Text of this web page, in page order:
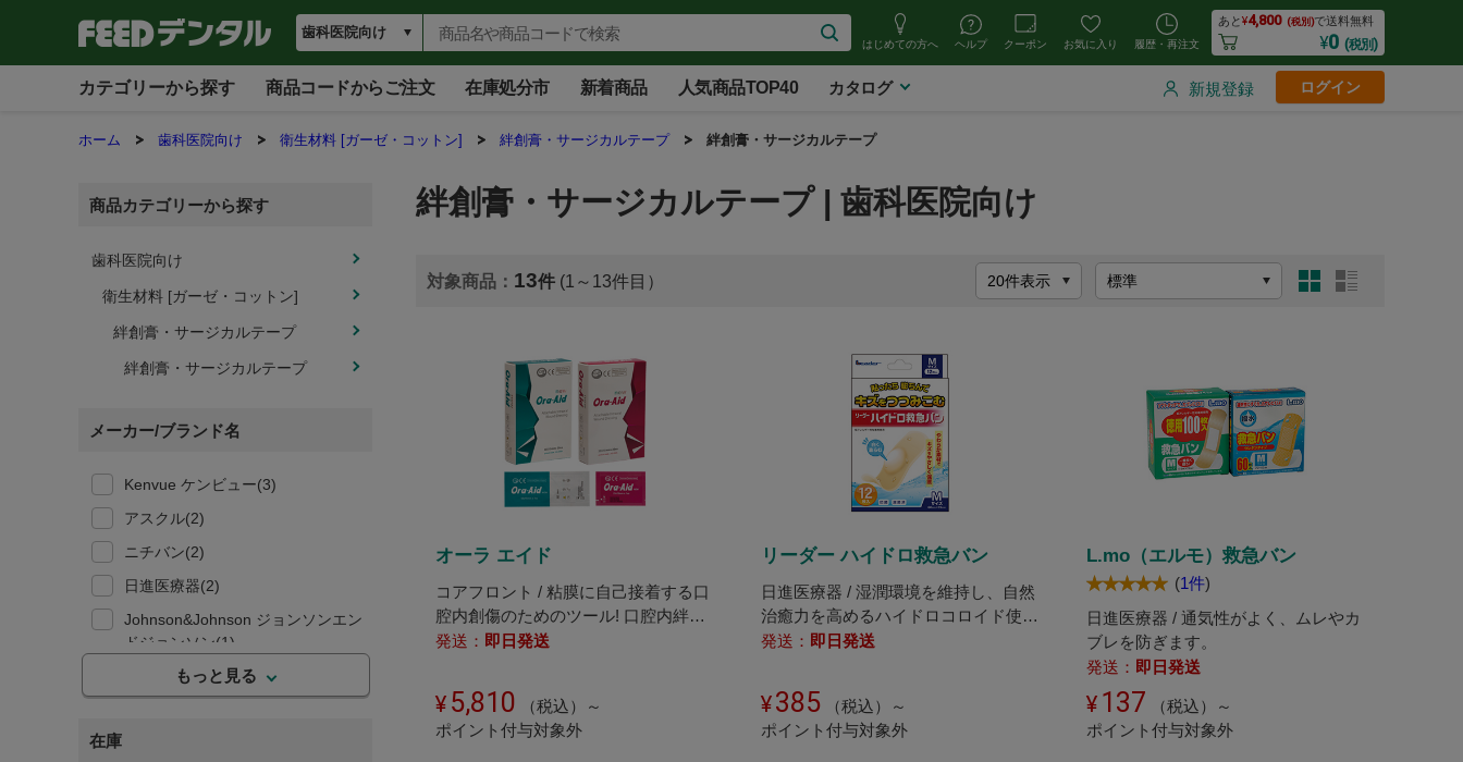
あと¥4,800 (税別)で送料無料
¥0 (税別)
新規登録 ログイン
履歴・再注文
お気に入り
クーポン
ヘルプ
はじめての方へ
カテゴリーから探す 商品コードからご注文 在庫処分市 新着商品 人気商品TOP40 カタログ
ホーム 歯科医院向け 衛生材料 [ガーゼ・コットン] 絆創膏・サージカルテープ 絆創膏・サージカルテープ
絆創膏・サージカルテープ | 歯科医院向け
13 (1～13
オーラ エイド
コアフロント / 粘膜に自己接着する口
腔内創傷のためのツール! 口腔内絆創
膏
発送： 即日発送
5,810
（税込）～
ポイント付与対象外
リーダー ハイドロ救急バン
日進医療器 / 湿潤環境を維持し、自然
治癒力を高めるハイドロコロイド使用
の絆創膏。
発送： 即日発送
385
（税込）～
ポイント付与対象外
L.mo（エルモ）救急バン
(1件)
日進医療器 / 通気性がよく、ムレやカ
ブレを防ぎます。
発送： 即日発送
137
（税込）～
ポイント付与対象外
商品カテゴリーから探す
歯科医院向け
衛生材料 [ガーゼ・コットン]
絆創膏・サージカルテープ
絆創膏・サージカルテープ
メーカー/ブランド名
Kenvue ケンビュー(3)
アスクル(2)
ニチバン(2)
日進医療器(2)
Johnson&Johnson ジョンソンエン
ドジョンソン(1)
コアフロント(1)
もっと見る
在庫